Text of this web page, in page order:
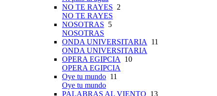
NO TE RAYES 2
NO TE RAYES
NOSOTRAS 5
NOSOTRAS
ONDA UNIVERSITARIA
11
ONDA UNIVERSITARIA
OPERA EGIPCIA
10
OPERA EGIPCIA
Oye tu mundo 11
Oye tu mundo
PALABRAS AL VIENTO 13